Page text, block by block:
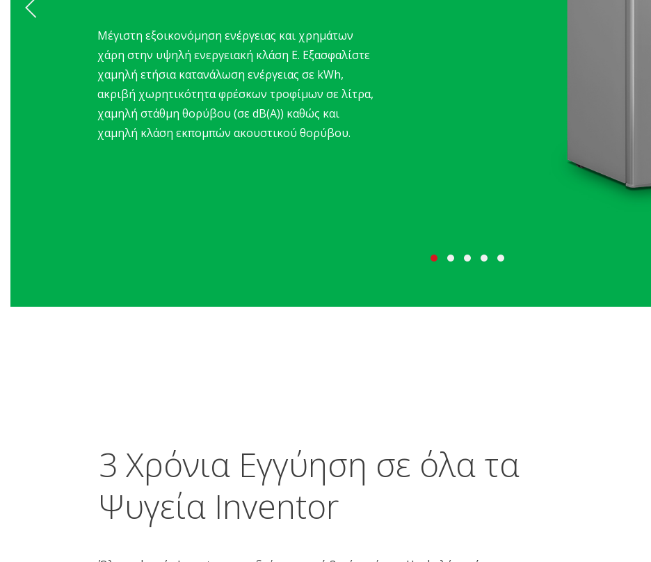
Μέγιστη εξοικονόμηση ενέργειας και χρημάτων
χάρη στην υψηλή ενεργειακή κλάση Ε. Εξασφαλίστε
χαμηλή ετήσια κατανάλωση ενέργειας σε kWh,
ακριβή χωρητικότητα φρέσκων τροφίμων σε λίτρα,
χαμηλή στάθμη θορύβου (σε dB(A)) καθώς και
χαμηλή κλάση εκπομπών ακουστικού θορύβου.
3 Χρόνια Εγγύηση σε όλα τα
Ψυγεία Inventor